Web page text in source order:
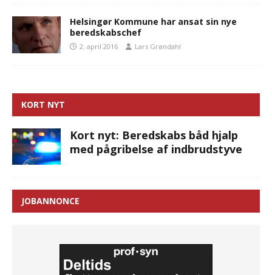
Helsingør Kommune har ansat sin nye
beredskabschef
2. april 2016 Lars Grøndahl
KORT NYT
Kort nyt: Beredskabs båd hjalp
med pågribelse af indbrudstyve
JOBANNONCE